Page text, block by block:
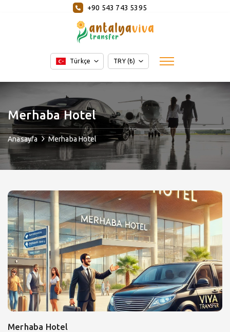
+90 543 743 5395
Türkçe TRY (₺)
Merhaba Hotel
Anasayfa Merhaba Hotel
Merhaba Hotel